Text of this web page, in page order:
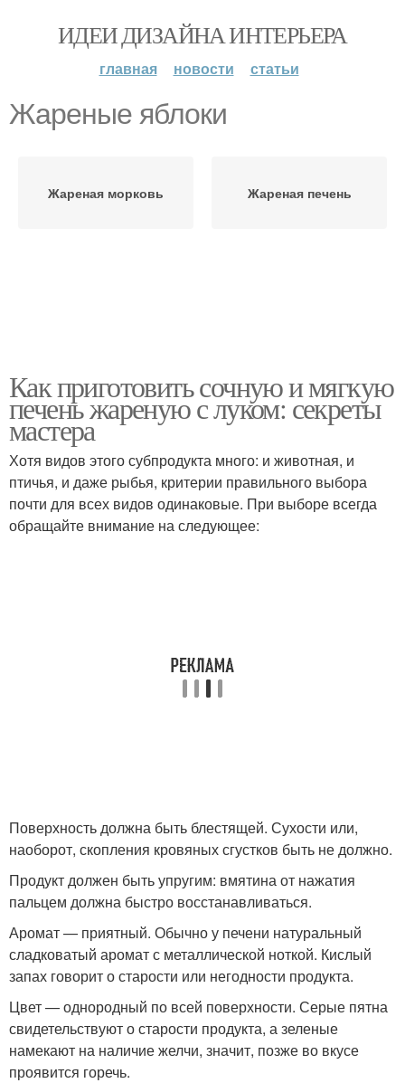
ИДЕИ ДИЗАЙНА ИНТЕРЬЕРА
главная новости статьи
Жареные яблоки
Жареная морковь Жареная печень
Как приготовить сочную и мягкую
печень жареную с луком: секреты
мастера
Хотя видов этого субпродукта много: и животная, и
птичья, и даже рыбья, критерии правильного выбора
почти для всех видов одинаковые. При выборе всегда
обращайте внимание на следующее:
Поверхность должна быть блестящей. Сухости или,
наоборот, скопления кровяных сгустков быть не должно.
Продукт должен быть упругим: вмятина от нажатия
пальцем должна быстро восстанавливаться.
Аромат — приятный. Обычно у печени натуральный
сладковатый аромат с металлической ноткой. Кислый
запах говорит о старости или негодности продукта.
Цвет — однородный по всей поверхности. Серые пятна
свидетельствуют о старости продукта, а зеленые
намекают на наличие желчи, значит, позже во вкусе
проявится горечь.